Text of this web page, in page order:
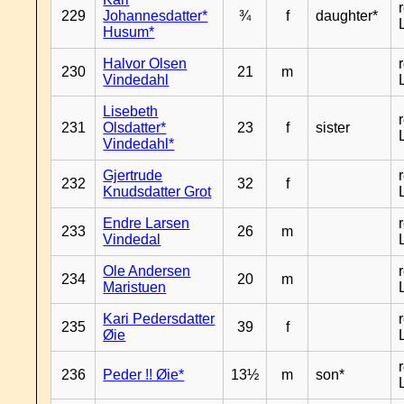
229
Johannesdatter*
Husum*
¾ f daughter*
230
Halvor Olsen
Vindedahl
21 m
231
Lisebeth
Olsdatter*
Vindedahl*
23 f sister
232
Gjertrude
Knudsdatter Grot
32 f
233
Endre Larsen
Vindedal
26 m
234
Ole Andersen
Maristuen
20 m
235
Kari Pedersdatter
Øie
39 f
236 Peder !! Øie* 13½ m son*